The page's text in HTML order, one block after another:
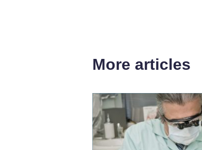
More articles